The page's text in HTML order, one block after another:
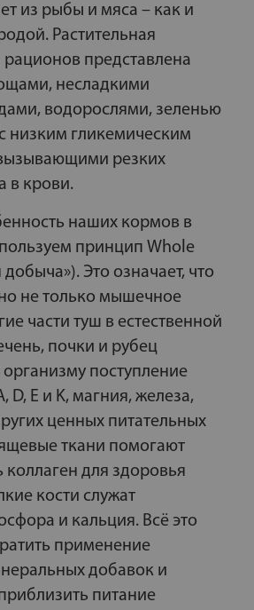
из рыбы и мяса – как и
Растительная
представлена
несладкими
водорослями, зеленью
низким гликемическим
резких
в крови.
наших кормов в
принцип Whole
добыча»). Это означает, что
не только мышечное
части туш в естественной
почки и рубец
поступление
D, E и K, магния, железа,
ценных питательных
ткани помогают
коллаген для здоровья
кости служат
и кальция. Всё это
применение
добавок и
питание